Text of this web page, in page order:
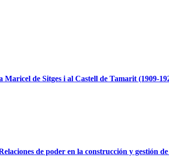
de Sitges i al Castell de Tamarit (1909-
de poder en la construcción y gestión